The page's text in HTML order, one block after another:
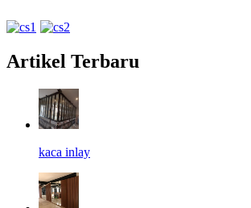
Artikel Terbaru
kaca inlay